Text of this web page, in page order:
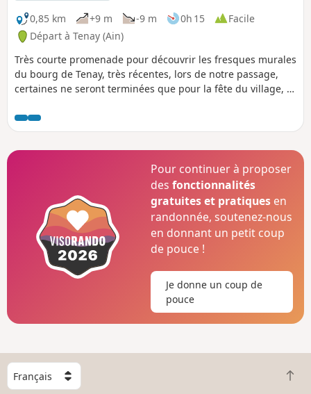
0,85 km
+9 m -9 m 0h 15
Facile
Départ à Tenay (Ain)
Très courte promenade pour découvrir les fresques murales
du bourg de Tenay, très récentes, lors de notre passage,
certaines ne seront terminées que pour la fête du village, le
Pour continuer à proposer
desfonctionnalités
gratuites et pratiques en
randonnée, soutenez-nous
en donnant un petit coup
de pouce !
Je donne un coup de
pouce
C
h
R